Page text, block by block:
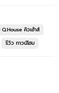
Q.House คิวเฮ้าส์
รีวิว ทาวน์โฮม